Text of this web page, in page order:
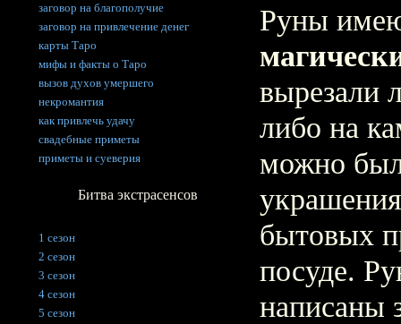
Руны
вырезали
либо на
можно
бытовых
посуде.
написаны
заговор на благополучие
заговор на привлечение денег
карты Таро
мифы и факты о Таро
вызов духов умершего
некромантия
как привлечь удачу
свадебные приметы
приметы и суеверия
Битва экстрасенсов
1 сезон
2 сезон
3 сезон
4 сезон
5 сезон